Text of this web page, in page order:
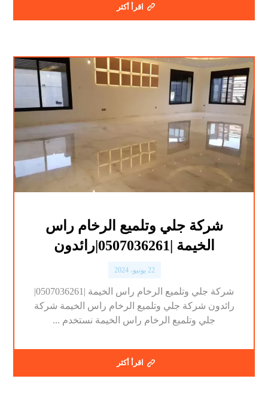
اقرأ أكثر
شركة جلي وتلميع الرخام راس
الخيمة |0507036261|رائدون
22 يونيو، 2024
شركة جلي وتلميع الرخام راس الخيمة |0507036261|
رائدون شركة جلي وتلميع الرخام راس الخيمة شركة
جلي وتلميع الرخام راس الخيمة نستخدم ...
اقرأ أكثر